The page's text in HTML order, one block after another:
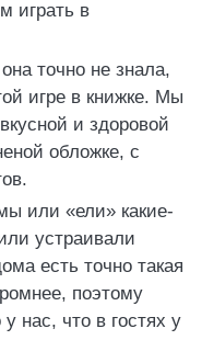
играть в
точно не знала,
игре в книжке. Мы
и здоровой
обложке, с
или «ели» какие-
устраивали
есть точно такая
поэтому
нас, что в гостях у